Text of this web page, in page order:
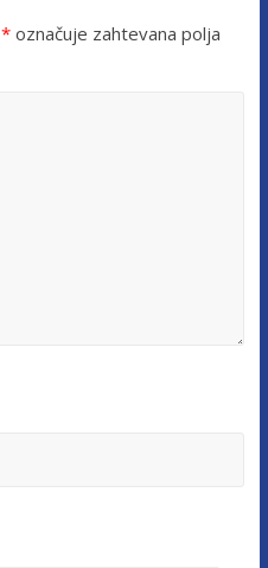
*označuje zahtevana polja